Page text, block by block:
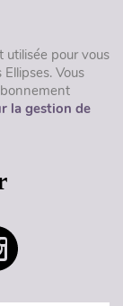
utilisée pour vous
Vous
la gestion de